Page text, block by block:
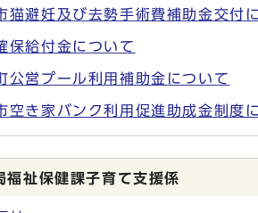
猫避妊及び去勢手術費補助金交付
保給付金について
公営プール利用補助金について
空き家バンク利用促進助成金制度
福祉保健課子育て支援係